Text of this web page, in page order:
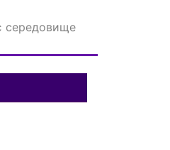
середовище